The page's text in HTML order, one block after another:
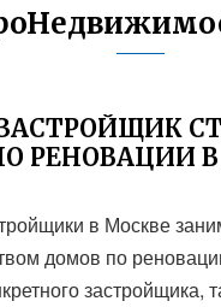
РЕНОВАЦИИ
в Москве
домов по
застройщика,